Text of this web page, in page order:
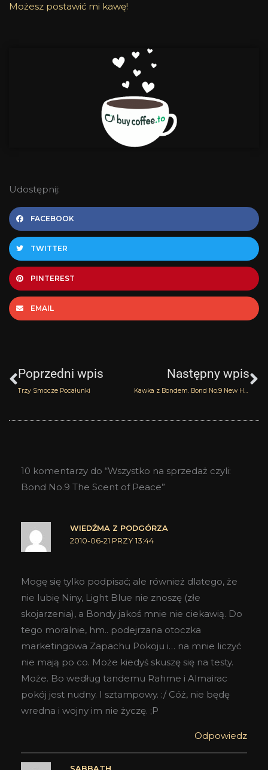
Możesz postawić mi kawę!
Udostępnij:
FACEBOOK
TWITTER
PINTEREST
EMAIL
Poprzedni wpis
Trzy Smocze Pocałunki
Następny wpis
Kawka z Bondem. Bond No.9 New Haarlem
10 komentarzy do “Wszystko na sprzedaż czyli:
Bond No.9 The Scent of Peace”
WIEDŹMA Z PODGÓRZA
2010-06-21 PRZY 13:44
Mogę się tylko podpisać; ale również dlatego, że
nie lubię Niny, Light Blue nie znoszę (złe
skojarzenia), a Bondy jakoś mnie nie ciekawią. Do
tego moralnie, hm.. podejrzana otoczka
marketingowa Zapachu Pokoju i… na mnie liczyć
nie mają po co. Może kiedyś skuszę się na testy.
Może. Bo według tandemu Rahme i Almairac
pokój jest nudny. I sztampowy. :/ Cóż, nie będę
wredna i wojny im nie życzę. ;P
Odpowiedz